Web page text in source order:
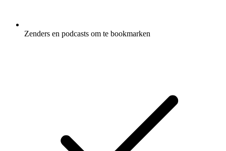
Zenders en podcasts om te bookmarken